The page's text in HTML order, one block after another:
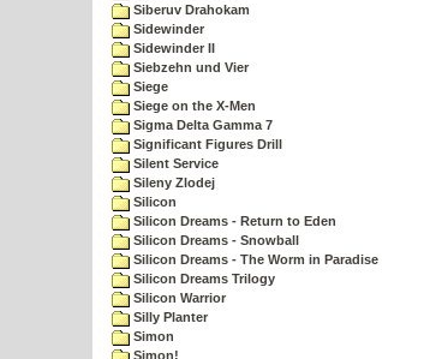
Siberuv Drahokam
Sidewinder
Sidewinder II
Siebzehn und Vier
Siege
Siege on the X-Men
Sigma Delta Gamma 7
Significant Figures Drill
Silent Service
Sileny Zlodej
Silicon
Silicon Dreams - Return to Eden
Silicon Dreams - Snowball
Silicon Dreams - The Worm in Paradise
Silicon Dreams Trilogy
Silicon Warrior
Silly Planter
Simon
Simon!